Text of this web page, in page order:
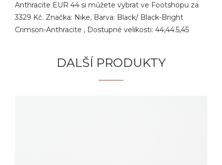
Anthracite EUR 44 si můžete vybrat ve Footshopu za
3329 Kč. Značka: Nike, Barva: Black/ Black-Bright
Crimson-Anthracite , Dostupné velikosti: 44,44.5,45
DALŠÍ PRODUKTY